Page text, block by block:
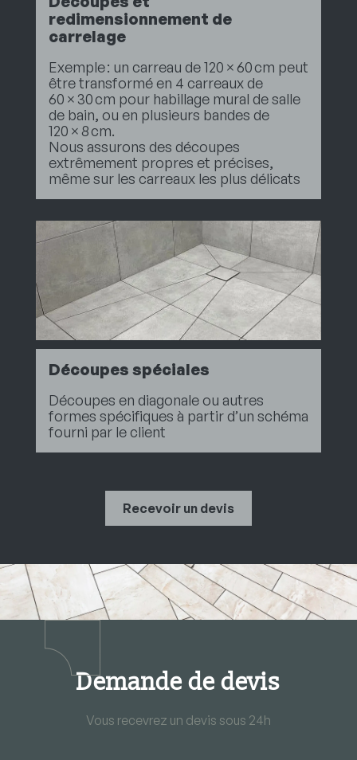
redimensionnement de
carrelage
Exemple : un carreau de 120 × 60 cm peut
être transformé en 4 carreaux de
60 × 30 cm pour habillage mural de salle
de bain, ou en plusieurs bandes de
120 × 8 cm.
Nous assurons des découpes
extrêmement propres et précises,
même sur les carreaux les plus délicats
Découpes spéciales
Découpes en diagonale ou autres
formes spécifiques à partir d’un schéma
fourni par le client
Recevoir un devis
Demande de devis
Vous recevrez un devis sous 24h